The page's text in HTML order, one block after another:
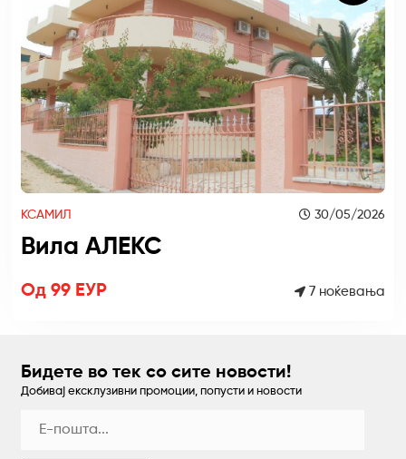
КСАМИЛ 30/05/2026
Вила АЛЕКС
Од 99 ЕУР 7 ноќевања
Бидете во тек со сите новости!
Добивај ексклузивни промоции, попусти и новости